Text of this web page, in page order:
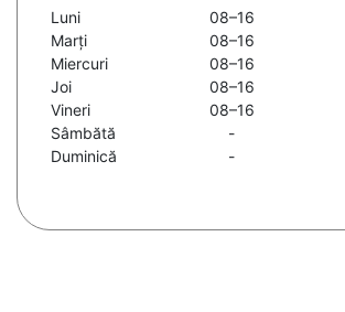
Luni
08–16
Marți
08–16
Miercuri
08–16
Joi
08–16
Vineri
08–16
Sâmbătă
-
Duminică
-